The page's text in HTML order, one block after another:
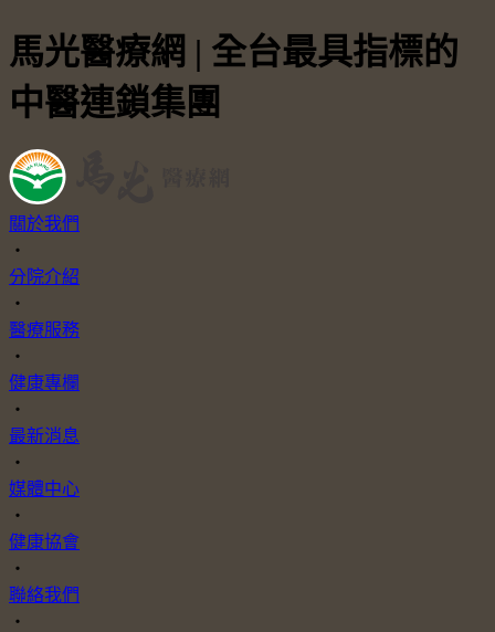
馬光醫療網 | 全台最具指標的
中醫連鎖集團
關於我們
・
分院介紹
・
醫療服務
・
健康專欄
・
最新消息
・
媒體中心
・
健康協會
・
聯絡我們
・